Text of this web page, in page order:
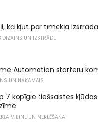
kā kļūt par tīmekļa
DIZAINS UN IZSTRĀDE
Automation starteru
UN NĀKAMAIS
7 kopīgie tiešsaistes
VIETNE UN MEKLĒŠANA